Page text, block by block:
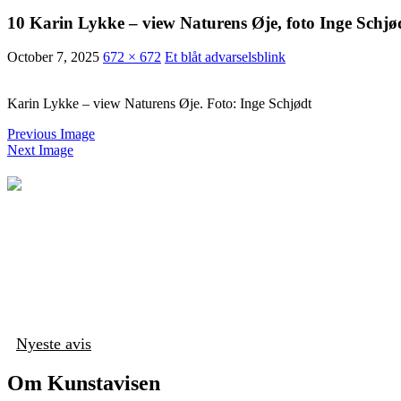
10 Karin Lykke – view Naturens Øje, foto Inge
October 7, 2025 672 × 672 Et blåt advarselsblink
Karin Lykke – view Naturens Øje. Foto: Inge Schjødt
Previous Image
Next Image
Nyeste avis
Om Kunstavisen